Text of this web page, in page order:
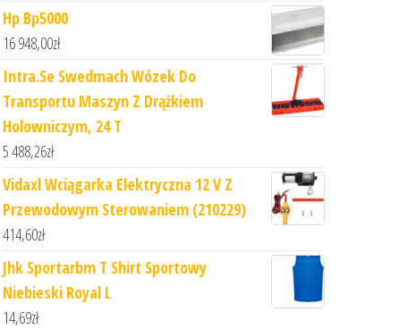
Hp Bp5000
16 948,00zł
Intra.Se Swedmach Wózek Do
Transportu Maszyn Z Drążkiem
Holowniczym, 24 T
5 488,26zł
Vidaxl Wciągarka Elektryczna 12 V Z
Przewodowym Sterowaniem (210229)
414,60zł
Jhk Sportarbm T Shirt Sportowy
Niebieski Royal L
14,69zł